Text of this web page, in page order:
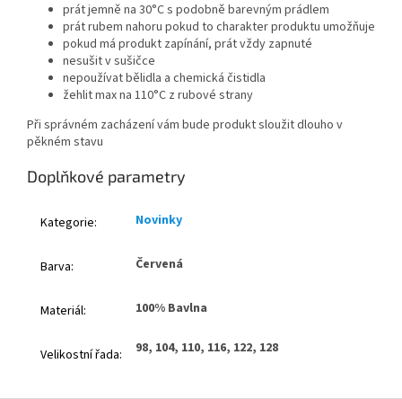
prát jemně na 30°C s podobně barevným prádlem
prát rubem nahoru pokud to charakter produktu umožňuje
pokud má produkt zapínání, prát vždy zapnuté
nesušit v sušičce
nepoužívat bělidla a chemická čistidla
žehlit max na 110°C z rubové strany
Při správném zacházení vám bude produkt sloužit dlouho v
pěkném stavu
Doplňkové parametry
Kategorie: Novinky
Barva: Červená
Materiál: 100% Bavlna
Velikostní řada: 98, 104, 110, 116, 122, 128